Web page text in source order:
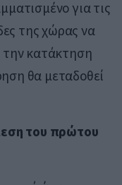
για τις
της χώρας να
την κατάκτηση
θα μεταδοθεί
του πρώτου